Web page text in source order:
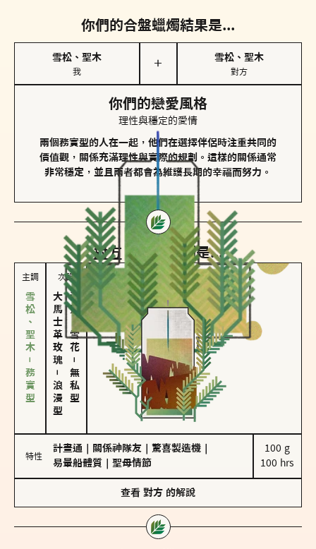
你們的合盤蠟燭結果是...
雪松、聖木
我
＋
雪松、聖木
對方
你們的戀愛風格
理性與穩定的愛情
兩個務實型的人在一起，他們在選擇伴侶時注重共同的
價值觀，關係充滿理性與實際的規劃。這樣的關係通常
非常穩定，並且兩者都會為維護長期的幸福而努力。
對方 的主調蠟燭是...
主調
雪松、聖木－務實型
次調
大馬士革玫瑰
－
浪漫型
海鹽、雪花
－
無私型
特性
計畫通 關係神隊友 驚喜製造機
易暈船體質
聖母情節
100 g
100 hrs
查看 對方 的解說